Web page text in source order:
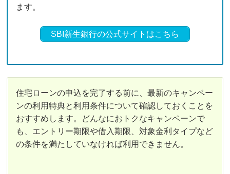
ます。
SBI新生銀行の公式サイトはこちら
住宅ローンの申込を完了する前に、最新のキャンペー
ンの利用特典と利用条件について確認しておくことを
おすすめします。どんなにおトクなキャンペーンで
も、エントリー期限や借入期限、対象金利タイプなど
の条件を満たしていなければ利用できません。